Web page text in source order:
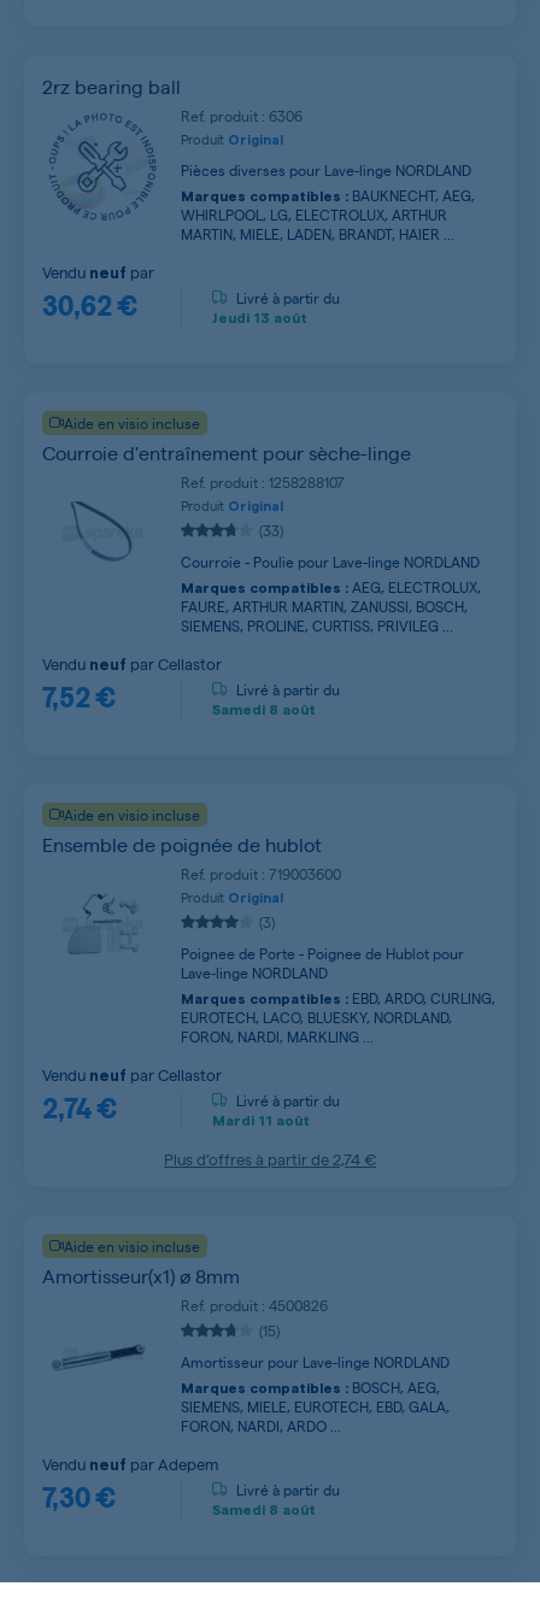
2rz bearing ball
Ref. produit : 6306
Produit Original
Pièces diverses pour Lave-linge NORDLAND
Marques compatibles : BAUKNECHT, AEG,
WHIRLPOOL, LG, ELECTROLUX, ARTHUR
MARTIN, MIELE, LADEN, BRANDT, HAIER ...
30,62 €
Vendu neuf par
Livré à partir du
Jeudi 13 août
Aide en visio incluse
Courroie d'entraînement pour sèche-linge
Ref. produit : 1258288107
Produit Original
(33)
Courroie - Poulie pour Lave-linge NORDLAND
Marques compatibles : AEG, ELECTROLUX,
FAURE, ARTHUR MARTIN, ZANUSSI, BOSCH,
SIEMENS, PROLINE, CURTISS, PRIVILEG ...
7,52 €
Vendu neuf parCellastor
Livré à partir du
Samedi 8 août
Aide en visio incluse
Ensemble de poignée de hublot
Ref. produit : 719003600
Produit Original
(3)
Poignee de Porte - Poignee de Hublot pour
Lave-linge NORDLAND
Marques compatibles : EBD, ARDO, CURLING,
EUROTECH, LACO, BLUESKY, NORDLAND,
FORON, NARDI, MARKLING ...
2,74 €
Vendu neuf parCellastor
Livré à partir du
Mardi 11 août
Plus d’offres à partir de 2,74 €
Aide en visio incluse
Amortisseur(x1) ø 8mm
Ref. produit : 4500826
(15)
Amortisseur pour Lave-linge NORDLAND
Marques compatibles : BOSCH, AEG,
SIEMENS, MIELE, EUROTECH, EBD, GALA,
FORON, NARDI, ARDO ...
7,30 €
Vendu neuf par Adepem
Livré à partir du
Samedi 8 août